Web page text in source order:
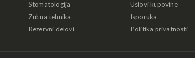
Stomatologija
Zubna tehnika
Rezervni delovi
Uslovi kupovine
Isporuka
Politika privatnosti